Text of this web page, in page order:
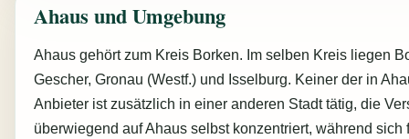
Ahaus und Umgebung
Ahaus gehört zum Kreis Borken. Im selben Kreis liegen
Gescher, Gronau (Westf.) und Isselburg. Keiner der in
Anbieter ist zusätzlich in einer anderen Stadt tätig, die
überwiegend auf Ahaus selbst konzentriert, während sich